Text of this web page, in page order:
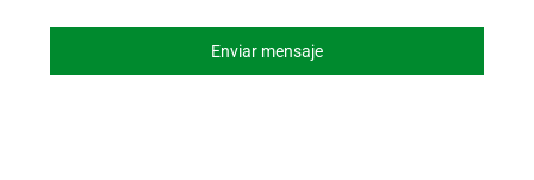
Enviar mensaje